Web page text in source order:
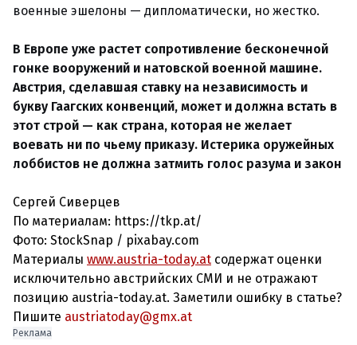
военные эшелоны — дипломатически, но жестко.
В Европе уже растет сопротивление бесконечной
гонке вооружений и натовской военной машине.
Австрия, сделавшая ставку на независимость и
букву Гаагских конвенций, может и должна встать в
этот строй — как страна, которая не желает
воевать ни по чьему приказу. Истерика оружейных
лоббистов не должна затмить голос разума и закон
Сергей Сиверцев
По материалам: https://tkp.at/
Фото: StockSnap / pixabay.com
Материалы www.austria-today.at содержат оценки
исключительно австрийских СМИ и не отражают
позицию austria-today.at. Заметили ошибку в статье?
Пишите austriatoday@gmx.at
Реклама